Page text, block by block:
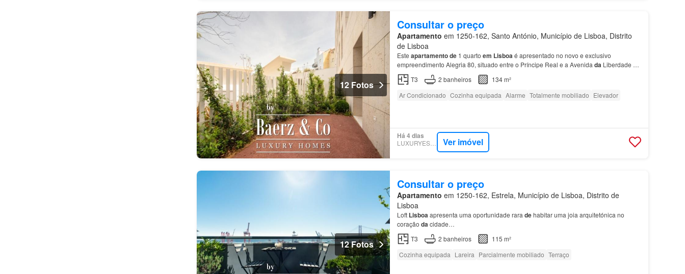
12 Fotos
Consultar o preço
Apartamento em 1250-162, Santo António, Município de Lisboa, Distrito
de Lisboa
Este apartamentode1 quarto em Lisboaé apresentado no novo e exclusivo
empreendimento Alegria 80, situado entre o Príncipe Real e a Avenida da Liberdade Os
residentes beneficiam
limpeza semanal
T3 2 banheiros
134 m²
Ar Condicionado Cozinha equipada Alarme Totalmente mobiliado Elevador
Há 4 dias
LUXURYESTATE Ver imóvel
12 Fotos
Consultar o preço
Apartamento em 1250-162, Estrela, Município de Lisboa, Distrito de
Lisboa
Loft Lisboaapresenta uma oportunidade rara dehabitar uma joia arquitetónica no
coração dacidade…
T3
2 banheiros
115 m²
Cozinha equipada Lareira Parcialmente mobiliado Terraço